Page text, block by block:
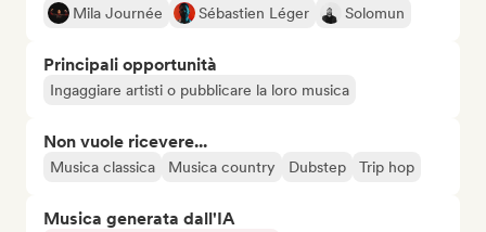
Mila Journée
Sébastien Léger Solomun
Principali opportunità
Ingaggiare artisti o pubblicare la loro musica
Non vuole ricevere...
Musica classica Musica country Dubstep Trip hop
Musica generata dall'IA